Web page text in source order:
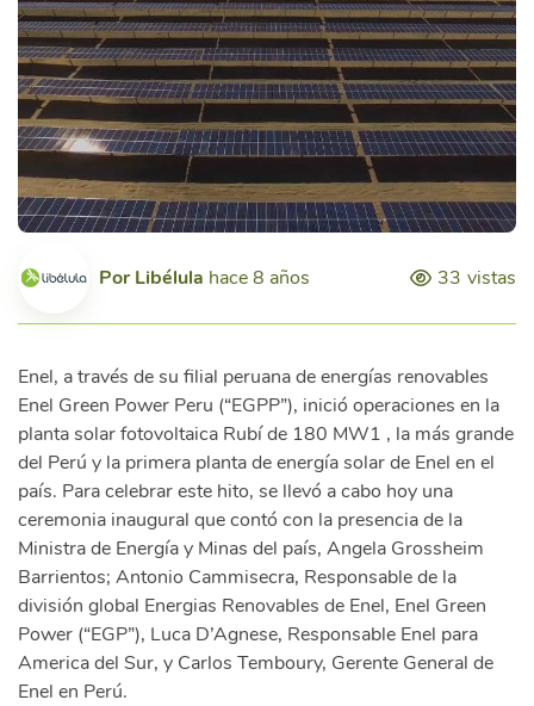
PorLibélula hace 8 años 33 vistas
Enel, a través de su filial peruana de energías renovables
Enel Green Power Peru (“EGPP”), inició operaciones en la
planta solar fotovoltaica Rubí de 180 MW1 , la más grande
del Perú y la primera planta de energía solar de Enel en el
país. Para celebrar este hito, se llevó a cabo hoy una
ceremonia inaugural que contó con la presencia de la
Ministra de Energía y Minas del país, Angela Grossheim
Barrientos; Antonio Cammisecra, Responsable de la
división global Energias Renovables de Enel, Enel Green
Power (“EGP”), Luca D’Agnese, Responsable Enel para
America del Sur, y Carlos Temboury, Gerente General de
Enel en Perú.